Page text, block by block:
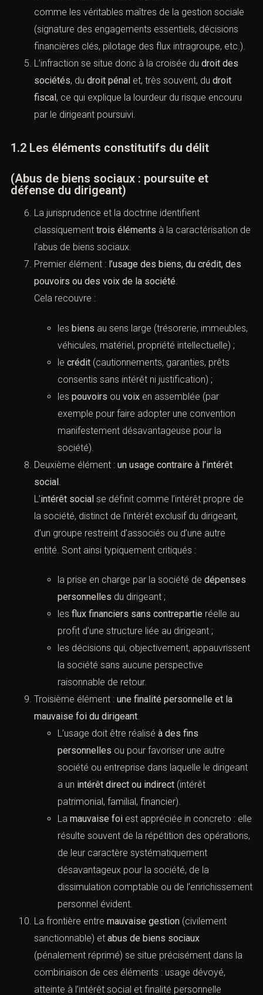
comme les véritables maîtres de la gestion sociale
(signature des engagements essentiels, décisions
financières clés, pilotage des flux intragroupe, etc.).
L’infraction se situe donc à la croisée du droit des
sociétés, du droit pénal et, très souvent, du droit
fiscal, ce qui explique la lourdeur du risque encouru
par le dirigeant poursuivi.
1.2 Les éléments constitutifs du délit
(Abus de biens sociaux : poursuite et
défense du dirigeant)
La jurisprudence et la doctrine identifient
classiquement trois éléments à la caractérisation de
l’abus de biens sociaux.
Premier élément : l’usage des biens, du crédit, des
pouvoirs ou des voix de la société.
Cela recouvre :
les biens au sens large (trésorerie, immeubles,
véhicules, matériel, propriété intellectuelle) ;
le crédit (cautionnements, garanties, prêts
consentis sans intérêt ni justification) ;
les pouvoirs ou voix en assemblée (par
exemple pour faire adopter une convention
manifestement désavantageuse pour la
société).
Deuxième élément : un usage contraire à l’intérêt
social
L’intérêt social se définit comme l’intérêt propre de
la société, distinct de l’intérêt exclusif du dirigeant,
d’un groupe restreint d’associés ou d’une autre
entité. Sont ainsi typiquement critiqués :
la prise en charge par la société de dépenses
personnelles du dirigeant ;
les flux financiers sans contrepartie réelle au
profit d’une structure liée au dirigeant ;
les décisions qui, objectivement, appauvrissent
la société sans aucune perspective
raisonnable de retour.
Troisième élément : une finalité personnelle et la
mauvaise foi du dirigeant.
L’usage doit être réalisé à des fins
personnelles ou pour favoriser une autre
société ou entreprise dans laquelle le dirigeant
a un intérêt direct ou indirect (intérêt
patrimonial, familial, financier).
La mauvaise foi est appréciée in concreto : elle
résulte souvent de la répétition des opérations,
de leur caractère systématiquement
désavantageux pour la société, de la
dissimulation comptable ou de l’enrichissement
personnel évident.
La frontière entre mauvaise gestion (civilement
sanctionnable) et abus de biens sociaux
(pénalement réprimé) se situe précisément dans la
combinaison de ces éléments : usage dévoyé,
atteinte à l’intérêt social et finalité personnelle